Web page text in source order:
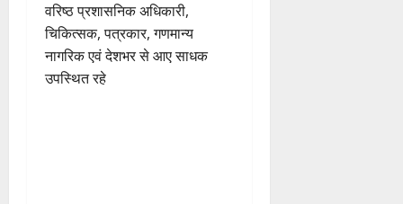
वरिष्ठ प्रशासनिक अधिकारी,
चिकित्सक, पत्रकार, गणमान्य
नागरिक एवं देशभर से आए साधक
उपस्थित रहे